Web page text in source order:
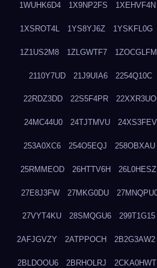
1WUHK6D4 1X9NP2FS 1XEHVF4N
1XSROT4L 1YS8YJ6Z 1YSKFL0G
1Z1US2M8 1ZLGWTF7 1ZOCGLFM
2110Y7UD 21J9UIA6 2254Q10C
22RDZ3DD 22S5F4PR 22XXR3UO
24MC44U0 24TJTMVU 24XS3FEV
253A0XC6 254O5EQJ 258OBXAU
25RMMEOD 26HTTV6H 26L0HESZ
27E8J3FW 27MKG0DU
27VYT4KU 28SMQGU6 299T1G15
2AFJGVZY 2ATPPOCH 2B2G3AW2
2BLDOOU6 2BRHOLRJ 2CKA0HWT